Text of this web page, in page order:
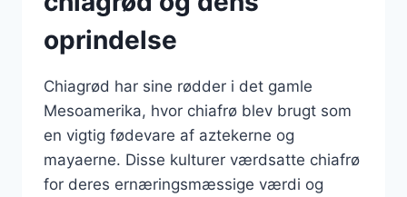
oprindelse
Chiagrød har sine rødder i det gamle
Mesoamerika, hvor chiafrø blev brugt som
en vigtig fødevare af aztekerne og
mayaerne. Disse kulturer værdsatte chiafrø
for deres ernæringsmæssige værdi og